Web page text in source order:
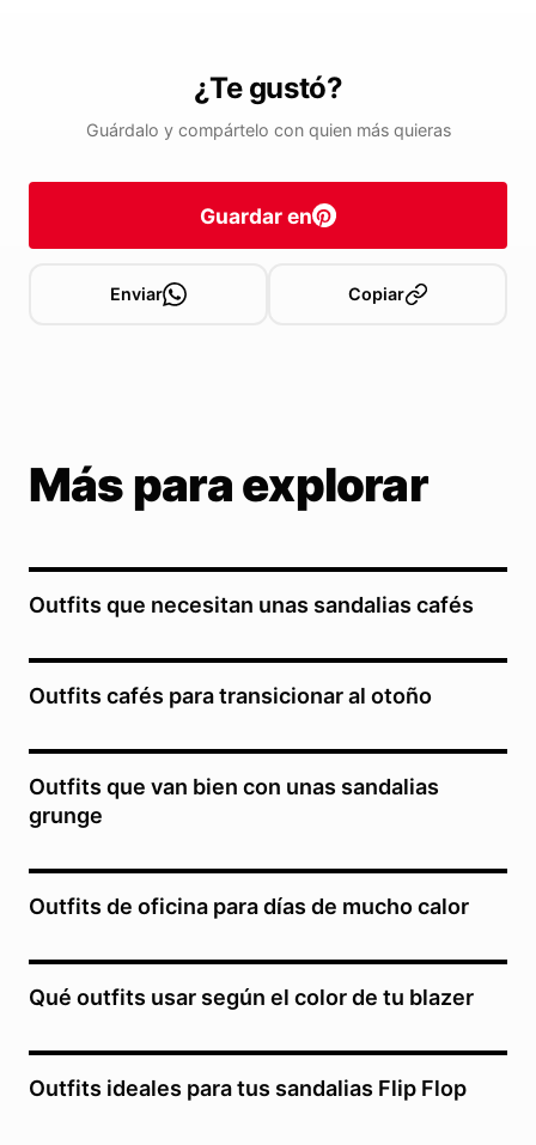
¿Te gustó?
Guárdalo y compártelo con quien más quieras
Guardar en
Enviar Copiar
Más para explorar
Outfits que necesitan unas sandalias cafés
Outfits cafés para transicionar al otoño
Outfits que van bien con unas sandalias
grunge
Outfits de oficina para días de mucho calor
Qué outfits usar según el color de tu blazer
Outfits ideales para tus sandalias Flip Flop